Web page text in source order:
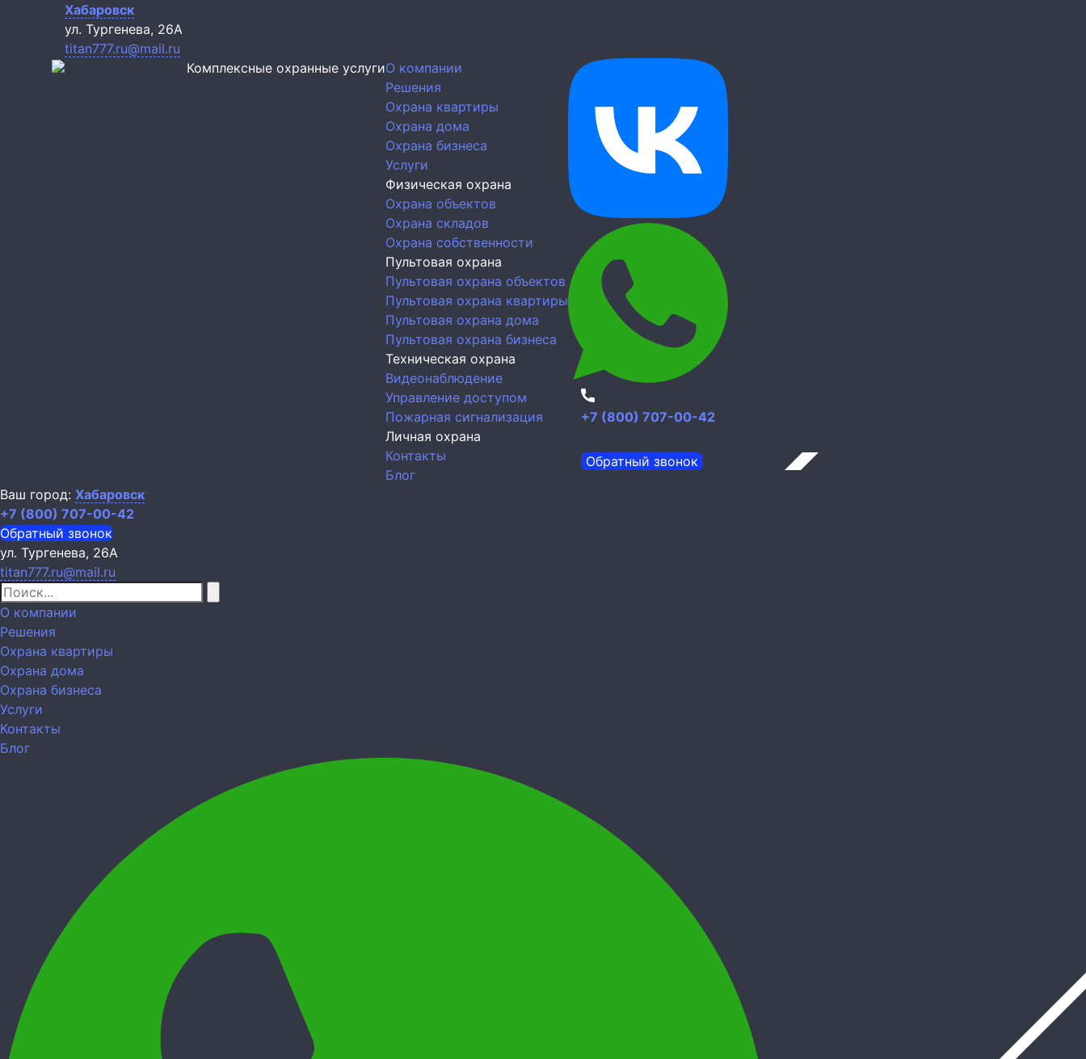
Хабаровск
ул. Тургенева, 26А
titan777.ru@mail.ru
Комплексные охранные услугиО компании
Решения
Охрана квартиры
Охрана дома
Охрана бизнеса
Услуги
Физическая охрана
Охрана объектов
Охрана складов
Охрана собственности
Пультовая охрана
Пультовая охрана объектов
Пультовая охрана квартиры
Пультовая охрана дома
Пультовая охрана бизнеса
Техническая охрана
Видеонаблюдение
Управление доступом
Пожарная сигнализация
Личная охрана
Контакты
Блог
+7 (800) 707-00-42
Обратный звонок
Ваш город: Хабаровск
+7 (800) 707-00-42
Обратный звонок
ул. Тургенева, 26А
titan777.ru@mail.ru
О компании
Решения
Охрана квартиры
Охрана дома
Охрана бизнеса
Услуги
Контакты
Блог